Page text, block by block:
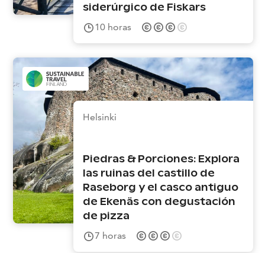
siderúrgico de Fiskars
10 horas
Helsinki
Piedras & Porciones: Explora
las ruinas del castillo de
Raseborg y el casco antiguo
de Ekenäs con degustación
de pizza
7 horas